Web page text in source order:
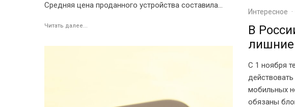
Средняя цена проданного устройства составила...
Читать далее...
Интересное ·
В
С 1 ноября
мобильных
обязаны